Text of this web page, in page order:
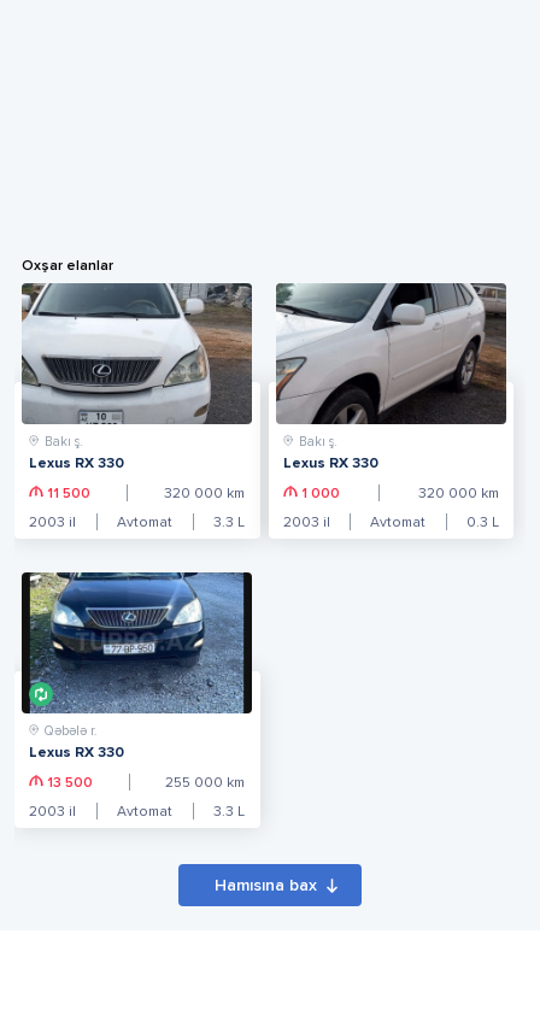
Oxşar elanlar
Bakı ş.
Lexus RX 330
11 500 320 000 km
2003 il Avtomat 3.3 L
Bakı ş.
Lexus RX 330
1 000 320 000 km
2003 il Avtomat 0.3 L
Qəbələ r.
Lexus RX 330
13 500 255 000 km
2003 il Avtomat 3.3 L
Hamısına bax